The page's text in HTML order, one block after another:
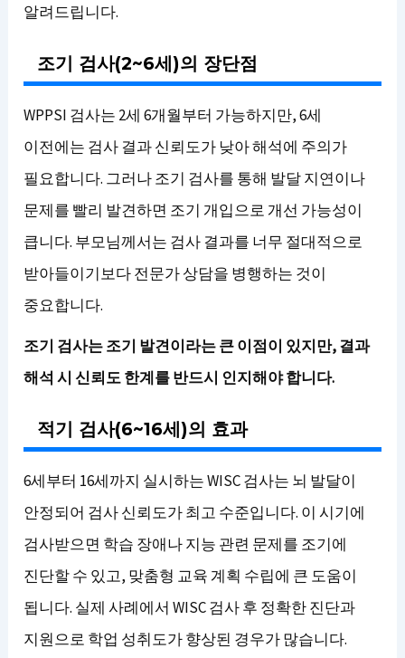
알려드립니다.
조기 검사(2~6세)의 장단점
WPPSI 검사는 2세 6개월부터 가능하지만, 6세
이전에는 검사 결과 신뢰도가 낮아 해석에 주의가
필요합니다. 그러나 조기 검사를 통해 발달 지연이나
문제를 빨리 발견하면 조기 개입으로 개선 가능성이
큽니다. 부모님께서는 검사 결과를 너무 절대적으로
받아들이기보다 전문가 상담을 병행하는 것이
중요합니다.
조기 검사는 조기 발견이라는 큰 이점이 있지만, 결과
해석 시 신뢰도 한계를 반드시 인지해야 합니다.
적기 검사(6~16세)의 효과
6세부터 16세까지 실시하는 WISC 검사는 뇌 발달이
안정되어 검사 신뢰도가 최고 수준입니다. 이 시기에
검사받으면 학습 장애나 지능 관련 문제를 조기에
진단할 수 있고, 맞춤형 교육 계획 수립에 큰 도움이
됩니다. 실제 사례에서 WISC 검사 후 정확한 진단과
지원으로 학업 성취도가 향상된 경우가 많습니다.